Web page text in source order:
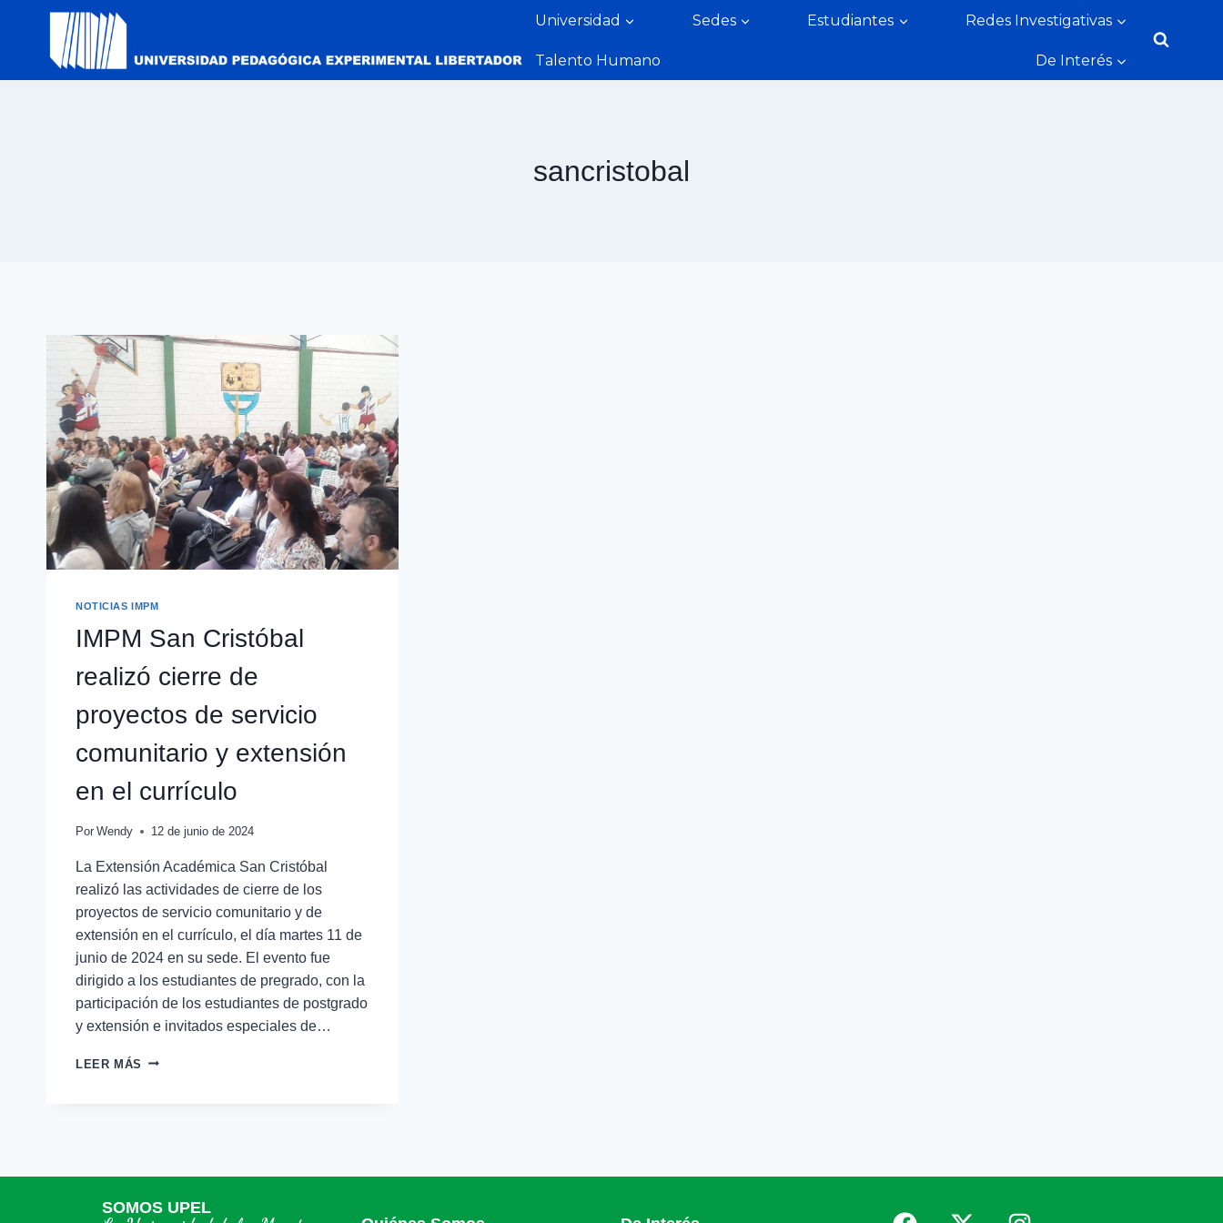
Universidad Sedes Estudiantes Redes Investigativas
Talento Humano De Interés
sancristobal
NOTICIAS IMPM
IMPM San Cristóbal
realizó cierre de
proyectos de servicio
comunitario y extensión
en el currículo
Por Wendy 12 de junio de 2024
La Extensión Académica San Cristóbal
realizó las actividades de cierre de los
proyectos de servicio comunitario y de
extensión en el currículo, el día martes 11 de
junio de 2024 en su sede. El evento fue
dirigido a los estudiantes de pregrado, con la
participación de los estudiantes de postgrado
y extensión e invitados especiales de…
LEER MÁS
SOMOS UPEL